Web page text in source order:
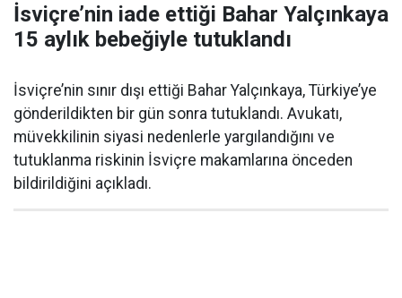
İsviçre’nin iade ettiği Bahar Yalçınkaya
15 aylık bebeğiyle tutuklandı
İsviçre’nin sınır dışı ettiği Bahar Yalçınkaya, Türkiye’ye
gönderildikten bir gün sonra tutuklandı. Avukatı,
müvekkilinin siyasi nedenlerle yargılandığını ve
tutuklanma riskinin İsviçre makamlarına önceden
bildirildiğini açıkladı.